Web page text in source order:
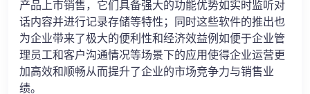
产品上市销售，它们具备强大的功能优势如实时监听对
话内容并进行记录存储等特性；同时这些软件的推出也
为企业带来了极大的便利性和经济效益例如便于企业管
理员工和客户沟通情况等场景下的应用使得企业运营更
加高效和顺畅从而提升了企业的市场竞争力与销售业
绩。